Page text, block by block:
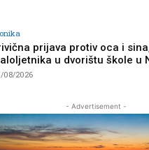
prijava protiv oca i
u dvorištu škole u
08/2026
- Advertisement -